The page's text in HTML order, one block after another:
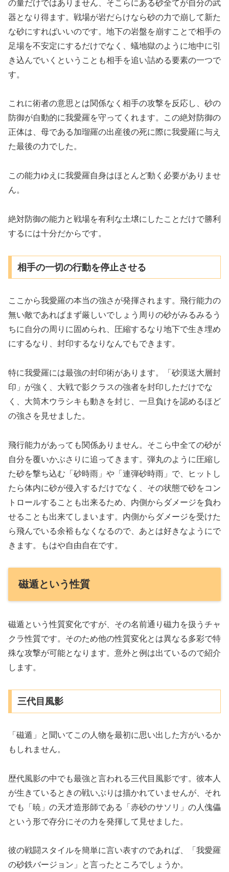
の量だけではありません、そこらにある砂全てが自分の武
器となり得ます。戦場が岩だらけなら砂の力で崩して新た
な砂にすればいいのです。地下の岩盤を崩すことで相手の
足場を不安定にするだけでなく、蟻地獄のように地中に引
き込んでいくということも相手を追い詰める要素の一つで
す。
これに術者の意思とは関係なく相手の攻撃を反応し、砂の
防御が自動的に我愛羅を守ってくれます。この絶対防御の
正体は、母である加瑠羅の出産後の死に際に我愛羅に与え
た最後の力でした。
この能力ゆえに我愛羅自身はほとんど動く必要がありませ
ん。
絶対防御の能力と戦場を有利な土壌にしたことだけで勝利
するには十分だからです。
相手の一切の行動を停止させる
ここから我愛羅の本当の強さが発揮されます。飛行能力の
無い敵であればまず厳しいでしょう周りの砂がみるみるう
ちに自分の周りに固められ、圧縮するなり地下で生き埋め
にするなり、封印するなりなんでもできます。
特に我愛羅には最強の封印術があります。「砂漠送大層封
印」が強く、大戦で影クラスの強者を封印しただけでな
く、大筒木ウラシキも動きを封じ、一旦負けを認めるほど
の強さを見せました。
飛行能力があっても関係ありません。そこら中全ての砂が
自分を覆いかぶさりに追ってきます。弾丸のように圧縮し
た砂を撃ち込む「砂時雨」や「連弾砂時雨」で、ヒットし
たら体内に砂が侵入するだけでなく、その状態で砂をコン
トロールすることも出来るため、内側からダメージを負わ
せることも出来てしまいます。内側からダメージを受けた
ら飛んでいる余裕もなくなるので、あとは好きなようにで
きます。もはや自由自在です。
磁遁という性質
磁遁という性質変化ですが、その名前通り磁力を扱うチャ
クラ性質です。そのため他の性質変化とは異なる多彩で特
殊な攻撃が可能となります。意外と例は出ているので紹介
します。
三代目風影
「磁遁」と聞いてこの人物を最初に思い出した方がいるか
もしれません。
歴代風影の中でも最強と言われる三代目風影です。彼本人
が生きているときの戦いぶりは描かれていませんが、それ
でも「暁」の天才造形師である「赤砂のサソリ」の人傀儡
という形で存分にその力を発揮して見せました。
彼の戦闘スタイルを簡単に言い表すのであれば、「我愛羅
の砂鉄バージョン」と言ったところでしょうか。